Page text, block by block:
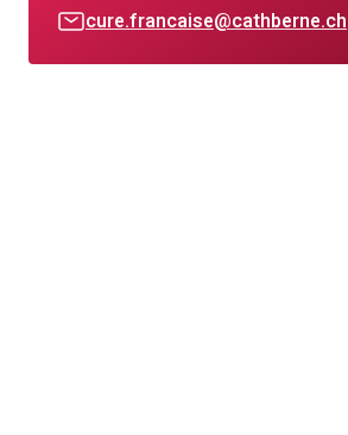
cure.francaise@cathberne.ch